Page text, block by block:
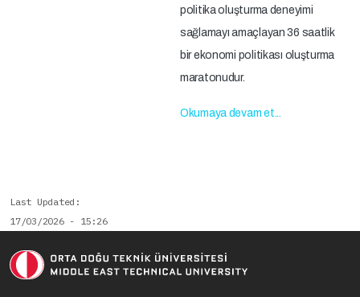
politika oluşturma deneyimi
sağlamayı amaçlayan 36 saatlik
bir ekonomi politikası oluşturma
maratonudur.
Okumaya devam et...
Last Updated
17/03/2026 - 15:26